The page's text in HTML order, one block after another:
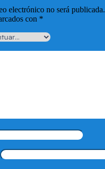
electrónico no será publicada.
con *